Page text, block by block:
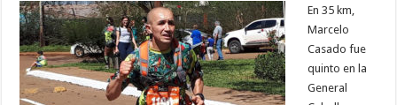
En 35 km,
Marcelo
Casado fue
quinto en la
General